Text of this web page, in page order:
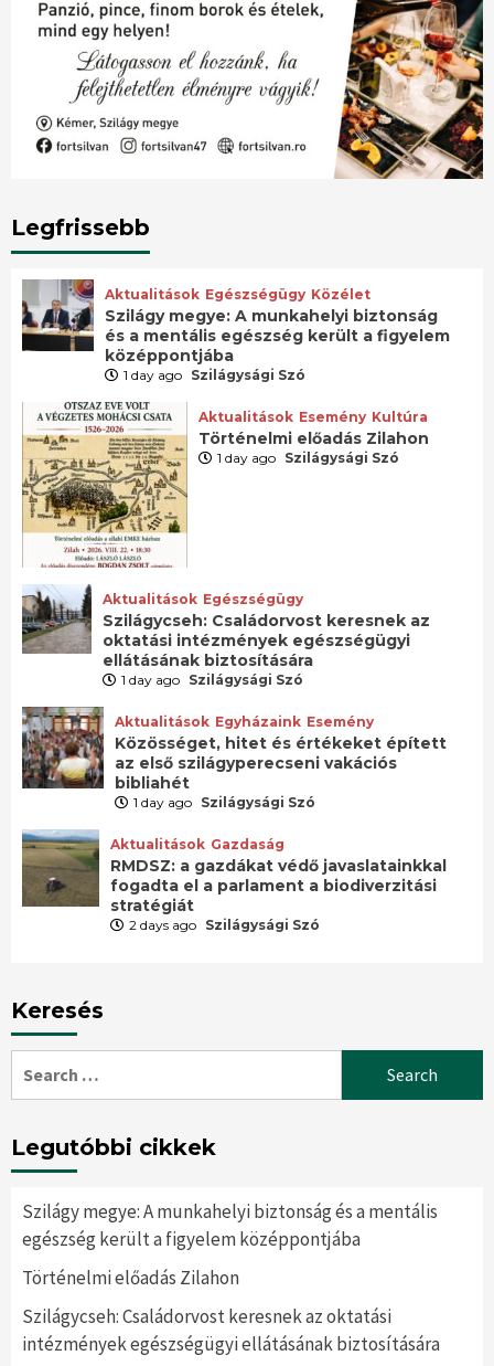
Legfrissebb
Aktualitások Egészségügy Közélet
Szilágy megye: A munkahelyi biztonság
és a mentális egészség került a figyelem
középpontjába
1 day ago Szilágysági Szó
Aktualitások Esemény Kultúra
Történelmi előadás Zilahon
1 day ago Szilágysági Szó
Aktualitások Egészségügy
Szilágycseh: Családorvost keresnek az
oktatási intézmények egészségügyi
ellátásának biztosítására
1 day ago Szilágysági Szó
Aktualitások Egyházaink Esemény
Közösséget, hitet és értékeket épített
az első szilágyperecseni vakációs
bibliahét
1 day ago Szilágysági Szó
Aktualitások Gazdaság
RMDSZ: a gazdákat védő javaslatainkkal
fogadta el a parlament a biodiverzitási
stratégiát
2 days ago Szilágysági Szó
Keresés
for:
Legutóbbi cikkek
Szilágy megye: A munkahelyi biztonság és a mentális
egészség került a figyelem középpontjába
Történelmi előadás Zilahon
Szilágycseh: Családorvost keresnek az oktatási
intézmények egészségügyi ellátásának biztosítására